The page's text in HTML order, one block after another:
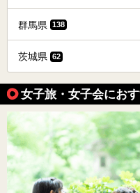
群馬県 138
茨城県 62
女子旅・女子会にお